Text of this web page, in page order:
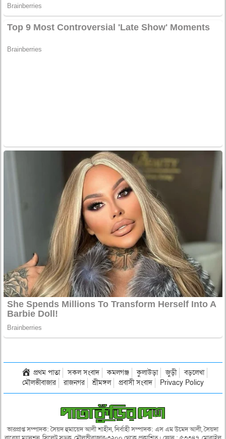
প্রথম পাতা সকল সংবাদ কমলগঞ্জ কুলাউড়া জুড়ী
বড়লেখা
মৌলভীবাজার
রাজনগর শ্রীমঙ্গল প্রবাসী সংবাদ Privacy Policy
ভারপ্রাপ্ত সম্পাদক: সৈয়দ হুমায়েদ আলী শাহীন, নির্বাহী সম্পাদক: এস এম উমেদ আলী, সৈয়দা